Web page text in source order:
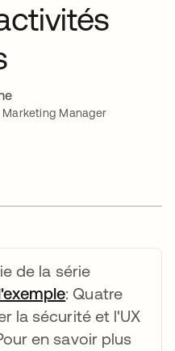
Marketing Manager
de la série
s’ouvre dans
: Quatre
la sécurité et l'UX
en savoir plus